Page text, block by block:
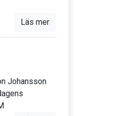
Läs mer
Johansson